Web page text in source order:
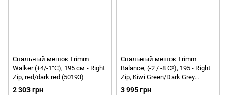
Спальный мешок Trimm
Walker (+4/-1°C), 195 см - Right
Zip, red/dark red (50193)
2 303 грн
Спальный мешок Trimm
Balance, (-2 / -8 Сᵒ), 195 - Right
Zip, Kiwi Green/Dark Grey
(001.009.0148)
3 995 грн